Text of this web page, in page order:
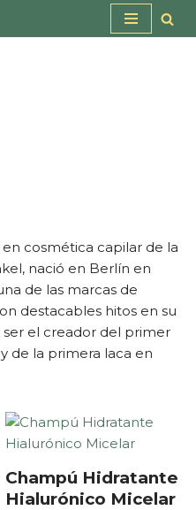
cosmética capilar de la
nació en Berlín en
de las marcas de
destacables hitos en su
el creador del primer
de la primera laca en
Champú Hidratante
Hialurónico Micelar